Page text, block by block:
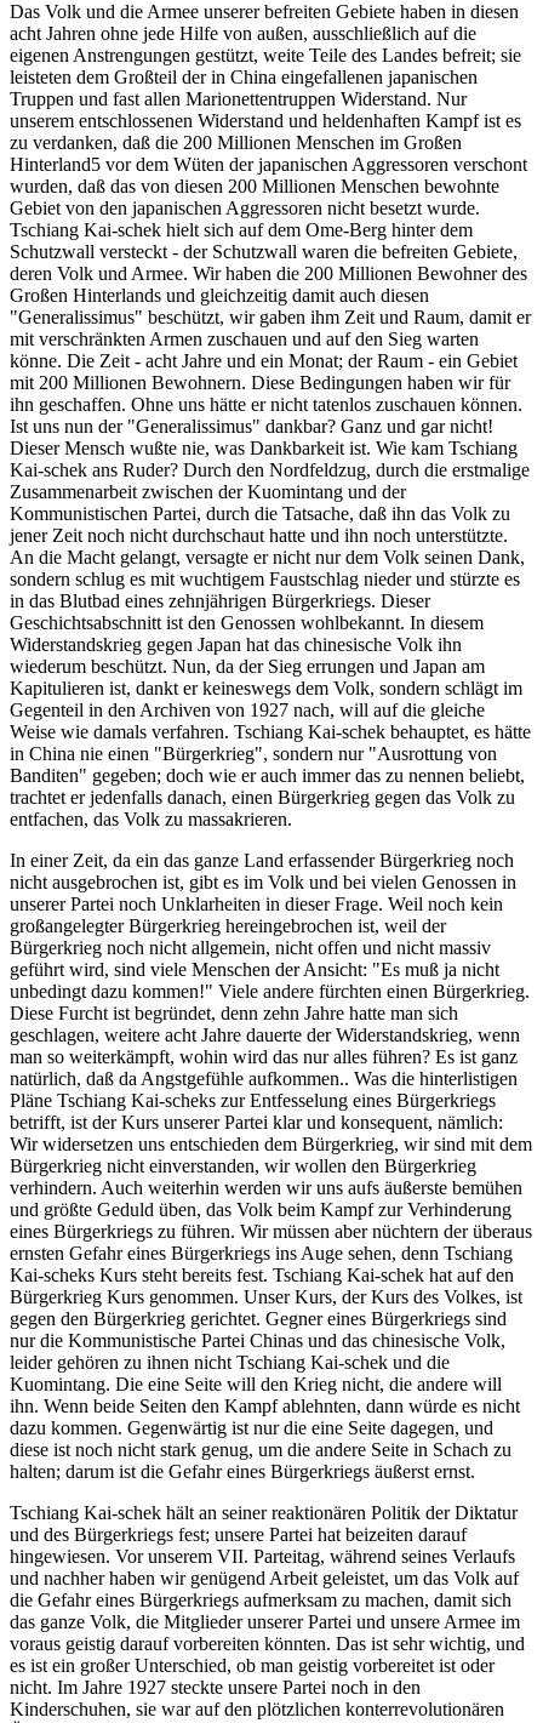
Das Volk und die Armee unserer befreiten Gebiete haben in diesen
acht Jahren ohne jede Hilfe von außen, ausschließlich auf die
eigenen Anstrengungen gestützt, weite Teile des Landes befreit; sie
leisteten dem Großteil der in China eingefallenen japanischen
Truppen und fast allen Marionettentruppen Widerstand. Nur
unserem entschlossenen Widerstand und heldenhaften Kampf ist es
zu verdanken, daß die 200 Millionen Menschen im Großen
Hinterland5 vor dem Wüten der japanischen Aggressoren verschont
wurden, daß das von diesen 200 Millionen Menschen bewohnte
Gebiet von den japanischen Aggressoren nicht besetzt wurde.
Tschiang Kai-schek hielt sich auf dem Ome-Berg hinter dem
Schutzwall versteckt - der Schutzwall waren die befreiten Gebiete,
deren Volk und Armee. Wir haben die 200 Millionen Bewohner des
Großen Hinterlands und gleichzeitig damit auch diesen
"Generalissimus" beschützt, wir gaben ihm Zeit und Raum, damit er
mit verschränkten Armen zuschauen und auf den Sieg warten
könne. Die Zeit - acht Jahre und ein Monat; der Raum - ein Gebiet
mit 200 Millionen Bewohnern. Diese Bedingungen haben wir für
ihn geschaffen. Ohne uns hätte er nicht tatenlos zuschauen können.
Ist uns nun der "Generalissimus" dankbar? Ganz und gar nicht!
Dieser Mensch wußte nie, was Dankbarkeit ist. Wie kam Tschiang
Kai-schek ans Ruder? Durch den Nordfeldzug, durch die erstmalige
Zusammenarbeit zwischen der Kuomintang und der
Kommunistischen Partei, durch die Tatsache, daß ihn das Volk zu
jener Zeit noch nicht durchschaut hatte und ihn noch unterstützte.
An die Macht gelangt, versagte er nicht nur dem Volk seinen Dank,
sondern schlug es mit wuchtigem Faustschlag nieder und stürzte es
in das Blutbad eines zehnjährigen Bürgerkriegs. Dieser
Geschichtsabschnitt ist den Genossen wohlbekannt. In diesem
Widerstandskrieg gegen Japan hat das chinesische Volk ihn
wiederum beschützt. Nun, da der Sieg errungen und Japan am
Kapitulieren ist, dankt er keineswegs dem Volk, sondern schlägt im
Gegenteil in den Archiven von 1927 nach, will auf die gleiche
Weise wie damals verfahren. Tschiang Kai-schek behauptet, es hätte
in China nie einen "Bürgerkrieg", sondern nur "Ausrottung von
Banditen" gegeben; doch wie er auch immer das zu nennen beliebt,
trachtet er jedenfalls danach, einen Bürgerkrieg gegen das Volk zu
entfachen, das Volk zu massakrieren.
In einer Zeit, da ein das ganze Land erfassender Bürgerkrieg noch
nicht ausgebrochen ist, gibt es im Volk und bei vielen Genossen in
unserer Partei noch Unklarheiten in dieser Frage. Weil noch kein
großangelegter Bürgerkrieg hereingebrochen ist, weil der
Bürgerkrieg noch nicht allgemein, nicht offen und nicht massiv
geführt wird, sind viele Menschen der Ansicht: "Es muß ja nicht
unbedingt dazu kommen!" Viele andere fürchten einen Bürgerkrieg.
Diese Furcht ist begründet, denn zehn Jahre hatte man sich
geschlagen, weitere acht Jahre dauerte der Widerstandskrieg, wenn
man so weiterkämpft, wohin wird das nur alles führen? Es ist ganz
natürlich, daß da Angstgefühle aufkommen.. Was die hinterlistigen
Pläne Tschiang Kai-scheks zur Entfesselung eines Bürgerkriegs
betrifft, ist der Kurs unserer Partei klar und konsequent, nämlich:
Wir widersetzen uns entschieden dem Bürgerkrieg, wir sind mit dem
Bürgerkrieg nicht einverstanden, wir wollen den Bürgerkrieg
verhindern. Auch weiterhin werden wir uns aufs äußerste bemühen
und größte Geduld üben, das Volk beim Kampf zur Verhinderung
eines Bürgerkriegs zu führen. Wir müssen aber nüchtern der überaus
ernsten Gefahr eines Bürgerkriegs ins Auge sehen, denn Tschiang
Kai-scheks Kurs steht bereits fest. Tschiang Kai-schek hat auf den
Bürgerkrieg Kurs genommen. Unser Kurs, der Kurs des Volkes, ist
gegen den Bürgerkrieg gerichtet. Gegner eines Bürgerkriegs sind
nur die Kommunistische Partei Chinas und das chinesische Volk,
leider gehören zu ihnen nicht Tschiang Kai-schek und die
Kuomintang. Die eine Seite will den Krieg nicht, die andere will
ihn. Wenn beide Seiten den Kampf ablehnten, dann würde es nicht
dazu kommen. Gegenwärtig ist nur die eine Seite dagegen, und
diese ist noch nicht stark genug, um die andere Seite in Schach zu
halten; darum ist die Gefahr eines Bürgerkriegs äußerst ernst.
Tschiang Kai-schek hält an seiner reaktionären Politik der Diktatur
und des Bürgerkriegs fest; unsere Partei hat beizeiten darauf
hingewiesen. Vor unserem VII. Parteitag, während seines Verlaufs
und nachher haben wir genügend Arbeit geleistet, um das Volk auf
die Gefahr eines Bürgerkriegs aufmerksam zu machen, damit sich
das ganze Volk, die Mitglieder unserer Partei und unsere Armee im
voraus geistig darauf vorbereiten könnten. Das ist sehr wichtig, und
es ist ein großer Unterschied, ob man geistig vorbereitet ist oder
nicht. Im Jahre 1927 steckte unsere Partei noch in den
Kinderschuhen, sie war auf den plötzlichen konterrevolutionären